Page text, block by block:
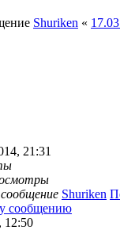
Shuriken «
21:31
Shuriken
сообщению
12:50